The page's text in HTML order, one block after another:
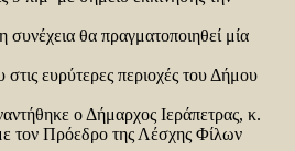
συνέχεια θα πραγματοποιηθεί μία
ευρύτερες περιοχές του Δήμου
ο Δήμαρχος Ιεράπετρας, κ.
τον Πρόεδρο της Λέσχης Φίλων